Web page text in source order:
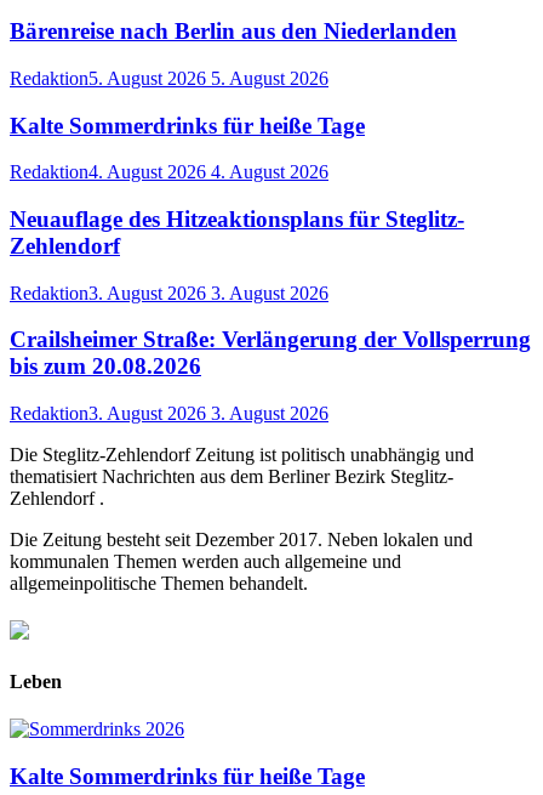
Bärenreise nach Berlin aus den Niederlanden
Redaktion5. August 2026 5. August 2026
Kalte Sommerdrinks für heiße Tage
Redaktion4. August 2026 4. August 2026
Neuauflage des Hitzeaktionsplans für Steglitz-
Zehlendorf
Redaktion3. August 2026 3. August 2026
Crailsheimer Straße: Verlängerung der Vollsperrung
bis zum 20.08.2026
Redaktion3. August 2026 3. August 2026
Die Steglitz-Zehlendorf Zeitung ist politisch unabhängig und
thematisiert Nachrichten aus dem Berliner Bezirk Steglitz-
Zehlendorf .
Die Zeitung besteht seit Dezember 2017. Neben lokalen und
kommunalen Themen werden auch allgemeine und
allgemeinpolitische Themen behandelt.
Leben
Kalte Sommerdrinks für heiße Tage